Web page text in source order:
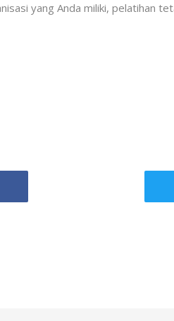
yang Anda miliki, pelatihan